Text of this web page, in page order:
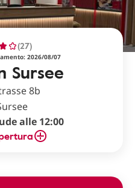
Sursee
(27)
2026/08/07
8b
alle 12:00